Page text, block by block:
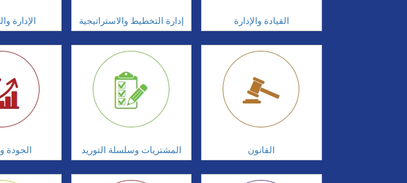
الإدارة إدارة التخطيط والاستراتيجية القيادة والإدارة
الجودة المشتريات وسلسلة التوريد القانون